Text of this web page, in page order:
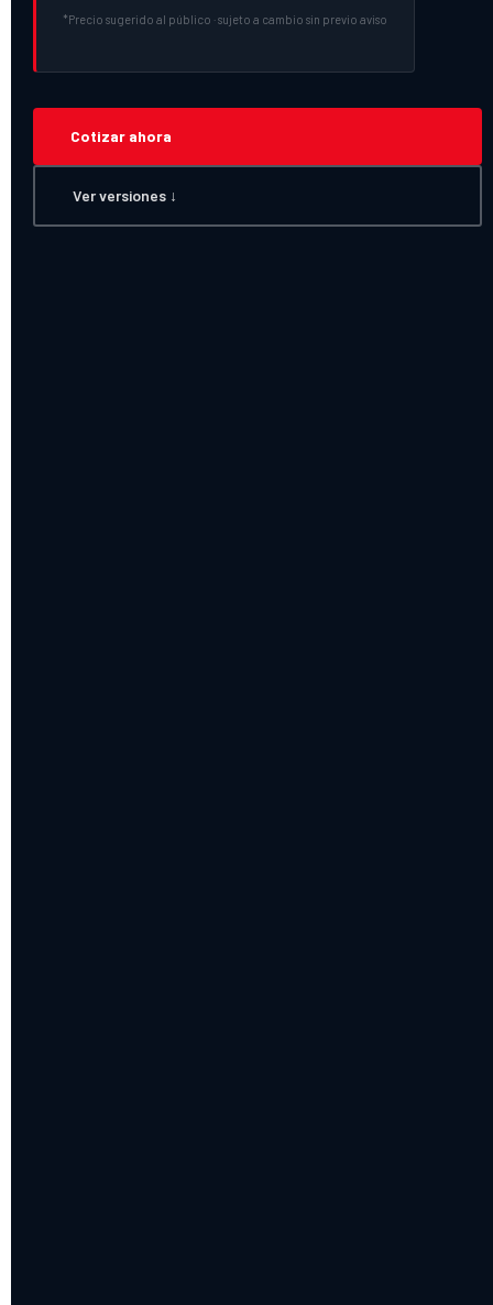
*Precio sugerido al público · sujeto a cambio sin previo aviso
Cotizar ahora
Ver versiones ↓